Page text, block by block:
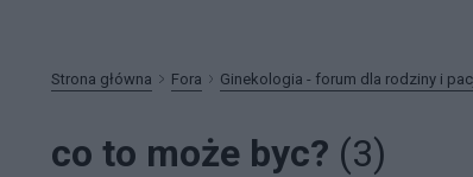
Strona główna Fora Ginekologia - forum dla rodziny i
co to może byc? (3)